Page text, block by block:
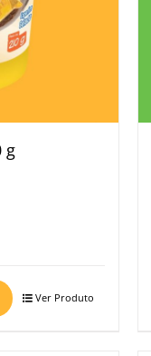
g
Ver Produto